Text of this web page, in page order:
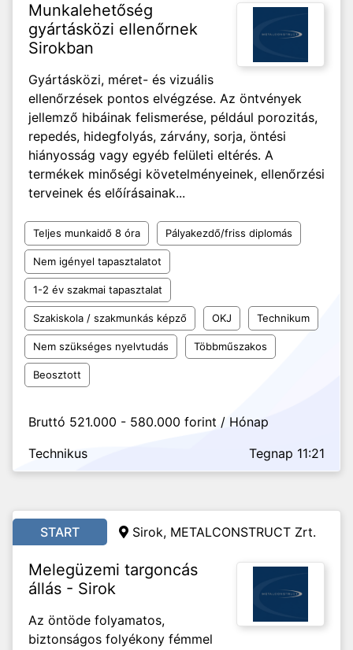
Munkalehetőség
gyártásközi ellenőrnek
Sirokban
Gyártásközi, méret- és vizuális
ellenőrzések pontos elvégzése. Az öntvények
jellemző hibáinak felismerése, például porozitás,
repedés, hidegfolyás, zárvány, sorja, öntési
hiányosság vagy egyéb felületi eltérés. A
termékek minőségi követelményeinek, ellenőrzési
terveinek és előírásainak...
Teljes munkaidő 8 óra Pályakezdő/friss diplomás
Nem igényel tapasztalatot
1-2 év szakmai tapasztalat
Szakiskola / szakmunkás képző OKJ Technikum
Nem szükséges nyelvtudás Többműszakos
Beosztott
Bruttó 521.000 - 580.000 forint / Hónap
Technikus
Tegnap 11:21
START Sirok, METALCONSTRUCT Zrt.
Melegüzemi targoncás
állás - Sirok
Az öntöde folyamatos,
biztonságos folyékony fémmel